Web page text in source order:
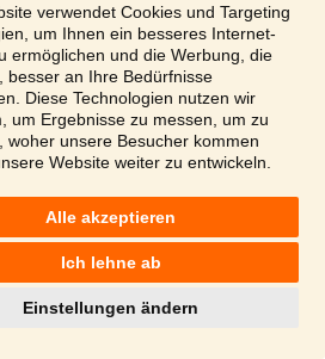
verwendet Cookies und Targeting
um Ihnen ein besseres Internet-
ermöglichen und die Werbung, die
besser an Ihre Bedürfnisse
Diese Technologien nutzen wir
um Ergebnisse zu messen, um zu
woher unsere Besucher kommen
Website weiter zu entwickeln.
Alle akzeptieren
Ich lehne ab
Einstellungen ändern